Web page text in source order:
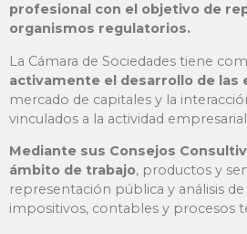
profesional con el objetivo de
organismos regulatorios.
La Cámara de Sociedades tiene
activamente el desarrollo de las
mercado de capitales y la
vinculados a la actividad
Mediante sus Consejos
ámbito de trabajo, productos y
representación pública y análisis
impositivos, contables y procesos